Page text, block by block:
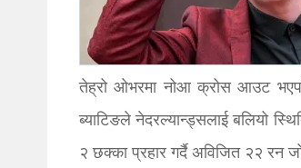
तेह्रो ओभरमा नोआ क्रोस आउट
ब्याटिङले नेदरल्यान्ड्सलाई बलियो
२ छक्का प्रहार गर्दै अविजित २२ रन